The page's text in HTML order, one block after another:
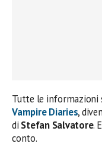
Tutte le informazioni
Vampire Diaries,
di Stefan Salvatore.
conto.